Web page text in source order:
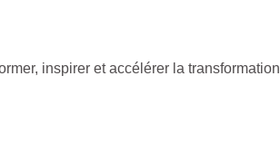
inspirer et accélérer la transformation